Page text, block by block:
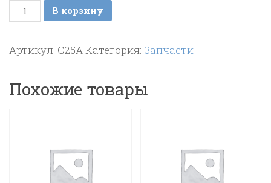
Количество
товара
безопасности
7
В корзину
Артикул: C25AКатегория: Запчасти
Похожие товары